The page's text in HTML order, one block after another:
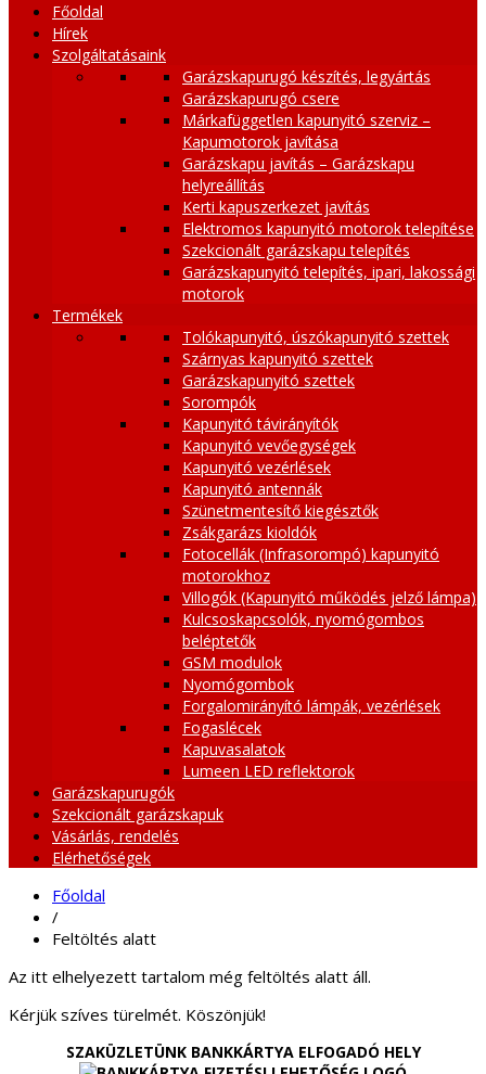
Főoldal
Hírek
Szolgáltatásaink
Garázskapurugó készítés, legyártás
Garázskapurugó csere
Márkafüggetlen kapunyitó szerviz –
Kapumotorok javítása
Garázskapu javítás – Garázskapu
helyreállítás
Kerti kapuszerkezet javítás
Elektromos kapunyitó motorok telepítése
Szekcionált garázskapu telepítés
Garázskapunyitó telepítés, ipari, lakossági
motorok
Termékek
Tolókapunyitó, úszókapunyitó szettek
Szárnyas kapunyitó szettek
Garázskapunyitó szettek
Sorompók
Kapunyitó távirányítók
Kapunyitó vevőegységek
Kapunyitó vezérlések
Kapunyitó antennák
Szünetmentesítő kiegésztők
Zsákgarázs kioldók
Fotocellák (Infrasorompó) kapunyitó
motorokhoz
Villogók (Kapunyitó működés jelző lámpa)
Kulcsoskapcsolók, nyomógombos
beléptetők
GSM modulok
Nyomógombok
Forgalomirányító lámpák, vezérlések
Fogaslécek
Kapuvasalatok
Lumeen LED reflektorok
Garázskapurugók
Szekcionált garázskapuk
Vásárlás, rendelés
Elérhetőségek
Főoldal
/
Feltöltés alatt
Az itt elhelyezett tartalom még feltöltés alatt áll.
Kérjük szíves türelmét. Köszönjük!
SZAKÜZLETÜNK BANKKÁRTYA ELFOGADÓ HELY